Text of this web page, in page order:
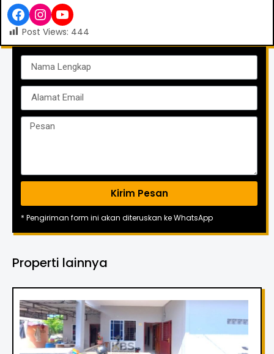
Post Views: 444
Kirim Pesan
* Pengiriman form ini akan diteruskan ke WhatsApp
Properti lainnya